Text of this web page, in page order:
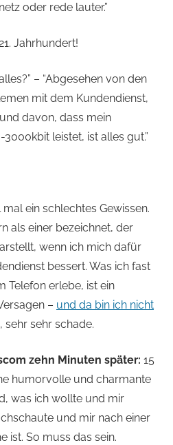
oder rede lauter.”
Jahrhundert!
– “Abgesehen von den
mit dem Kundendienst,
davon, dass mein
leistet, ist alles gut.”
ein schlechtes Gewissen.
als einer bezeichnet, der
wenn ich mich dafür
bessert. Was ich fast
Telefon erlebe, ist ein
– und da bin ich nicht
sehr sehr schade.
zehn Minuten später: 15
humorvolle und charmante
was ich wollte und mir
und mir nach einer
ist. So muss das sein.